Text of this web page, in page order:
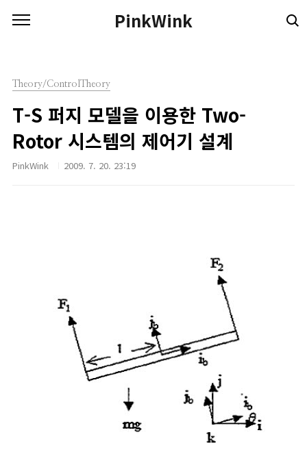
PinkWink
Theory/ControlTheory
T-S 퍼지 모델을 이용한 Two-
Rotor 시스템의 제어기 설계
PinkWink 2009. 7. 20. 23:19